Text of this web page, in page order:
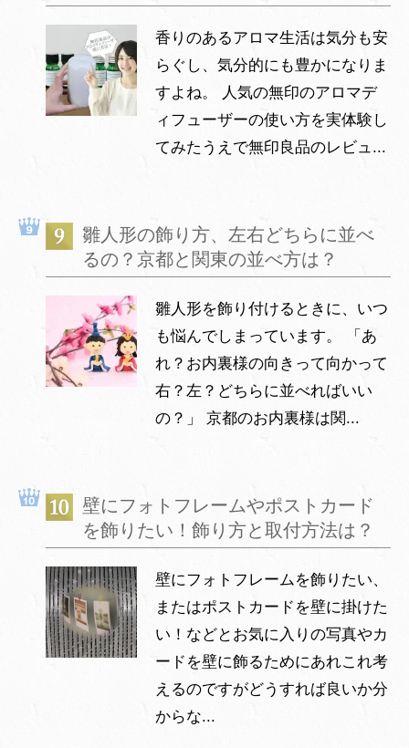
香りのあるアロマ生活は気分も安
らぐし、気分的にも豊かになりま
すよね。 人気の無印のアロマデ
ィフューザーの使い方を実体験し
てみたうえで無印良品のレビュ...
雛人形の飾り方、左右どちらに並べ
るの？京都と関東の並べ方は？
雛人形を飾り付けるときに、いつ
も悩んでしまっています。 「あ
れ？お内裏様の向きって向かって
右？左？どちらに並べればいい
の？」 京都のお内裏様は関...
壁にフォトフレームやポストカード
を飾りたい！飾り方と取付方法は？
壁にフォトフレームを飾りたい、
またはポストカードを壁に掛けた
い！などとお気に入りの写真やカ
ードを壁に飾るためにあれこれ考
えるのですがどうすれば良いか分
からな...